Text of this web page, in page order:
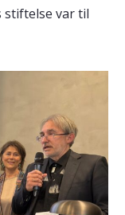
stiftelse var til